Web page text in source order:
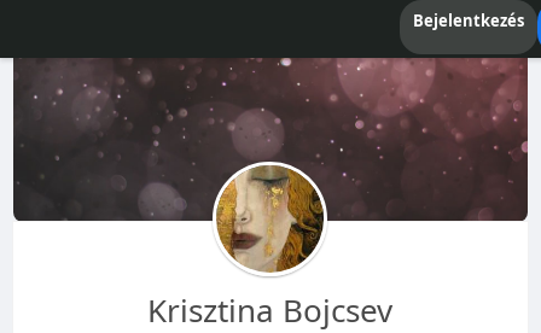
Bejelentkezés
Krisztina Bojcsev